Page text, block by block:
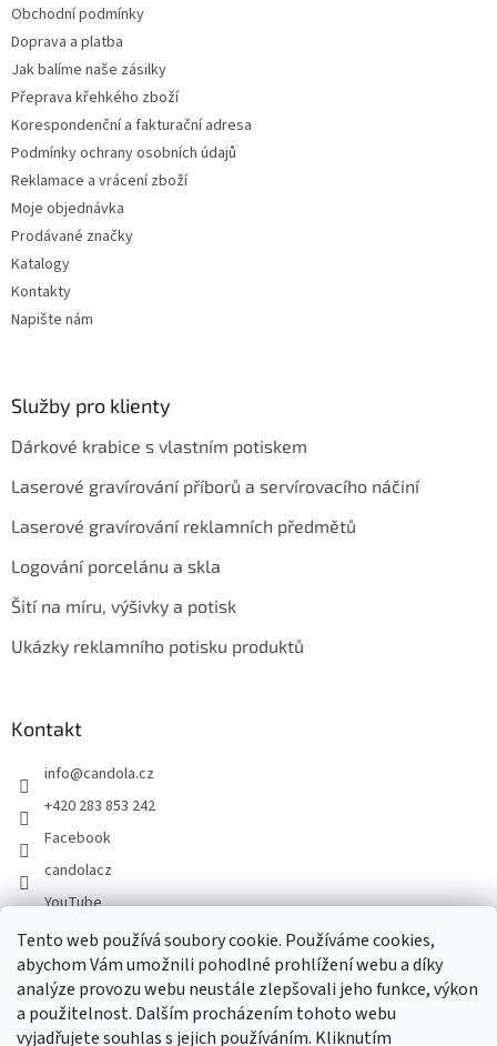
Tento web používá soubory cookie. Používáme cookies,
abychom Vám umožnili pohodlné prohlížení webu a díky
analýze provozu webu neustále zlepšovali jeho funkce, výkon
a použitelnost. Dalším procházením tohoto webu
vyjadřujete souhlas s jejich používáním. Kliknutím
Obchodní podmínky
Doprava a platba
Jak balíme naše zásilky
Přeprava křehkého zboží
Korespondenční a fakturační adresa
Podmínky ochrany osobních údajů
Reklamace a vrácení zboží
Moje objednávka
Prodávané značky
Katalogy
Kontakty
Napište nám
Služby pro klienty
Dárkové krabice s vlastním potiskem
Laserové gravírování příborů a servírovacího náčiní
Laserové gravírování reklamních předmětů
Logování porcelánu a skla
Šití na míru, výšivky a potisk
Ukázky reklamního potisku produktů
Kontakt
info@candola.cz
+420 283 853 242
Facebook
candolacz
YouTube
Přijímáme online platby